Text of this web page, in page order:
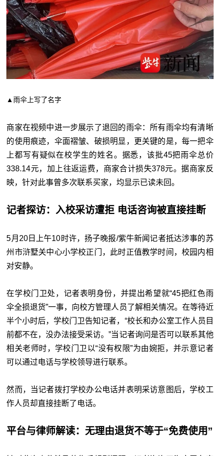
▲雨伞上写了名字
商家在视频中进一步展示了退回的雨伞：所有雨伞均有清晰
的使用痕迹，伞面褶皱、破损明显，更关键的是，每一把伞
上都写有疑似在校学生的姓名。据悉，该批45把雨伞总价
338.14元，加上往返运费，商家合计损失378元。据商家反
映，针对此事曾多次联系买家，均显示已读未回。
记者探访：入校采访遭拒 电话咨询被直接挂断
5月20日上午10时许，扬子晚报/紫牛新闻记者抵达涉事的苏
州市浒墅关中心小学校正门，此时正值教学时间，校园内相
对安静。
在学校门卫处，记者表明身份，并提出希望就“45把红色雨
伞全损退货”一事，向校方管理人员了解相关情况。在等待近
半个小时后，学校门卫告知记者，“校长和办公室工作人员目
前都不在，没办法接受采访。”当记者询问是否可以联系其他
相关老师时，学校门卫以“没有权限”为由婉拒，并示意记者
可以通过电话与学校领导进行联系。
然而，当记者拨打学校办公电话并表明采访意图后，学校工
作人员却直接挂断了电话。
平台与律师解读： 无理由退货不等于“免费使用”